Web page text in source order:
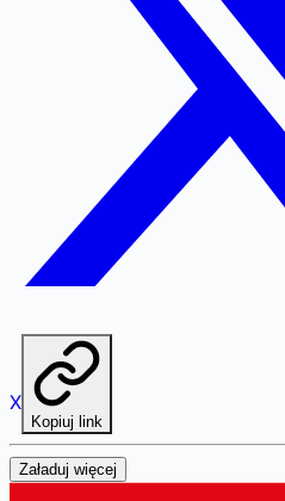
X
Kopiuj link
Załaduj więcej